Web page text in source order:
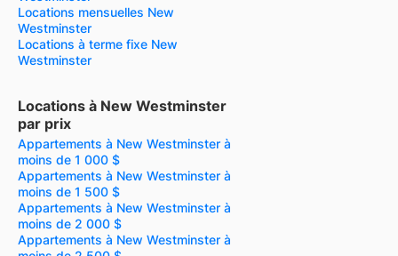
Locations mensuelles New
Westminster
Locations à terme fixe New
Westminster
Locations à New Westminster
par prix
Appartements à New Westminster à
moins de 1 000 $
Appartements à New Westminster à
moins de 1 500 $
Appartements à New Westminster à
moins de 2 000 $
Appartements à New Westminster à